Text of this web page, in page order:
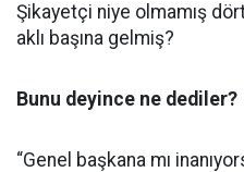
Şikayetçi niye olmamış
aklı başına gelmiş?
Bunu deyince ne dediler?
“Genel başkana mı